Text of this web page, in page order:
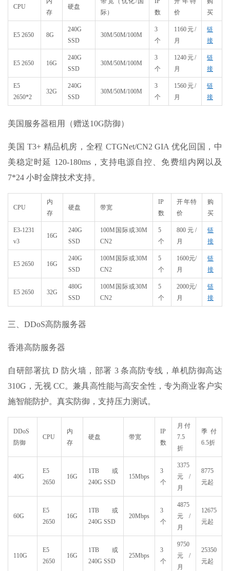
CPU
存
硬盘
际）
数
价
买
E5 2650 8G
240G
SSD
30M/50M/100M
3
个
1160元/
月
链
接
E5 2650 16G
240G
SSD
30M/50M/100M
3
个
1240元/
月
链
接
E5
2650*2
32G
240G
SSD
30M/50M/100M
3
个
1560元/
月
链
接
美国服务器租用（赠送10G防御）
美国 T3+ 精品机房，全程 CTGNet/CN2 GIA 优化回国，中
美稳定时延 120-180ms，支持电源自控、免费组内网以及
7*24 小时金牌技术支持。
CPU
内
存
硬盘 带宽
IP
数
开年特
价
购
买
E3-1231
v3
16G
240G
SSD
100M国际或30M
CN2
5
个
800元/
月
链
接
E5 2650 16G
240G
SSD
100M国际或30M
CN2
5
个
1600元/
月
链
接
E5 2650 32G
480G
SSD
100M国际或30M
CN2
5
个
2000元/
月
链
接
三、DDoS高防服务器
香港高防服务器
自研部署抗 D 防火墙，部署 3 条高防专线，单机防御高达
310G，无视 CC。兼具高性能与高安全性，专为商业客户实
施智能防护。真实防御，支持压力测试。
DDoS
防御
CPU
内
存
硬盘 带宽
IP
数
月付
7.5
折
季付
6.5折
40G
E5
2650
16G
1TB或
240G SSD
15Mbps
3
个
3375
元/
月
8775
元起
60G
E5
2650
16G
1TB或
240G SSD
20Mbps
3
个
4875
元/
月
12675
元起
110G
E5
2650
16G
1TB或
240G SSD
25Mbps
3
个
9750
元/
月
25350
元起